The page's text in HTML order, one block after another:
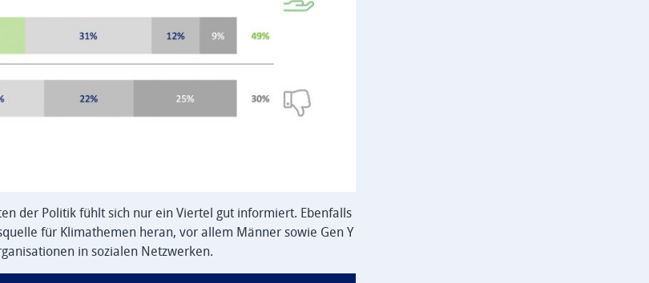
der Politik fühlt sich nur ein Viertel gut informiert. Ebenfalls
für Klimathemen heran, vor allem Männer sowie Gen Y
in sozialen Netzwerken.